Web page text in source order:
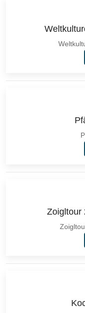
Zoigltour